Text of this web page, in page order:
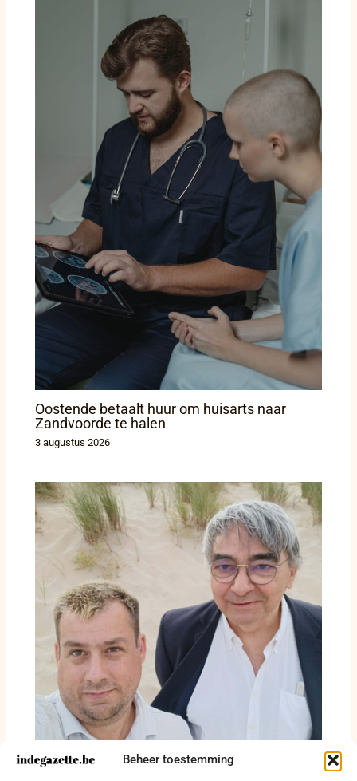
Beheer toestemming
Oostende betaalt huur om huisarts naar
Zandvoorde te halen
3 augustus 2026